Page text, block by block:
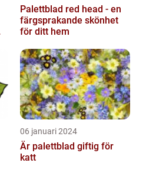
Palettblad red head - en
färgsprakande skönhet
för ditt hem
06 januari 2024
Är palettblad giftig för
katt